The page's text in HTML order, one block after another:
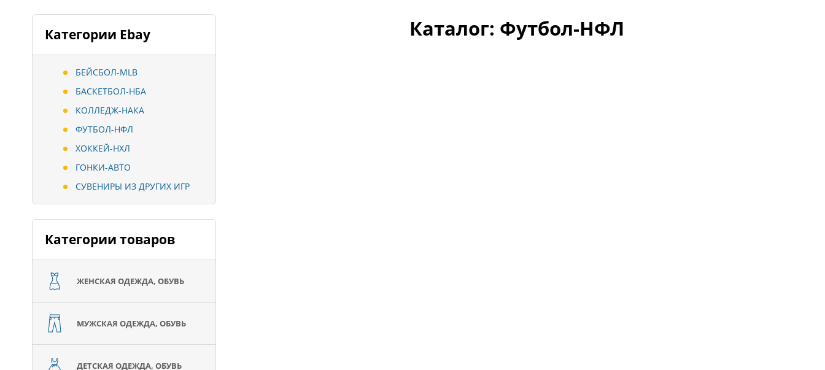
Категории Ebay
БЕЙСБОЛ-MLB
БАСКЕТБОЛ-НБА
КОЛЛЕДЖ-НАКА
ФУТБОЛ-НФЛ
ХОККЕЙ-НХЛ
ГОНКИ-АВТО
СУВЕНИРЫ ИЗ ДРУГИХ ИГР
Категории товаров
ЖЕНСКАЯ ОДЕЖДА, ОБУВЬ
МУЖСКАЯ ОДЕЖДА, ОБУВЬ
ДЕТСКАЯ ОДЕЖДА, ОБУВЬ
Каталог: Футбол-НФЛ